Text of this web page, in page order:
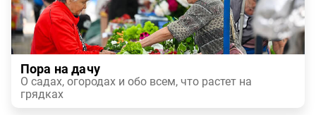
Пора на дачу
О садах, огородах и обо всем, что растет на
грядках